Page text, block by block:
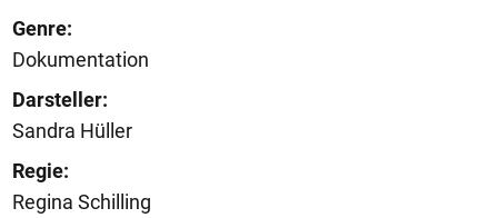
Genre:
Dokumentation
Darsteller:
Sandra Hüller
Regie:
Regina Schilling